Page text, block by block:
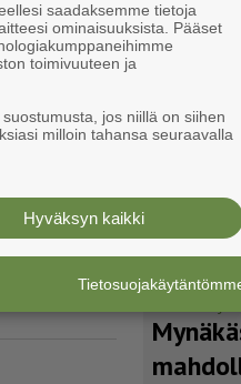
syn­ty­mä­
1950.
saadaksemme tietoja
ominaisuuksista. Pääset
toimivuuteen ja
jos niillä on siihen
milloin tahansa seuraavalla
Hyväksyn kaikki